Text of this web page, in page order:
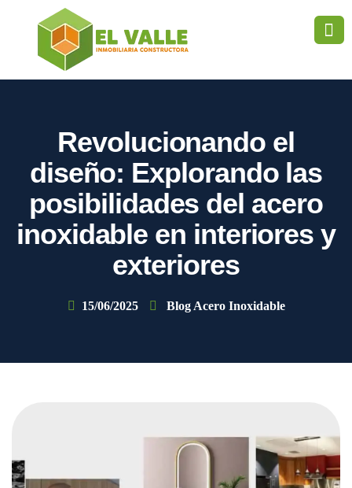
Revolucionando el
diseño: Explorando las
posibilidades del acero
inoxidable en interiores y
exteriores
15/06/2025 Blog Acero Inoxidable